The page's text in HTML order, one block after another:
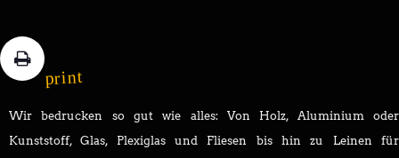
print
Wir bedrucken so gut wie alles: Von Holz, Aluminium oder
Kunststoff, Glas, Plexiglas und Fliesen bis hin zu Leinen für